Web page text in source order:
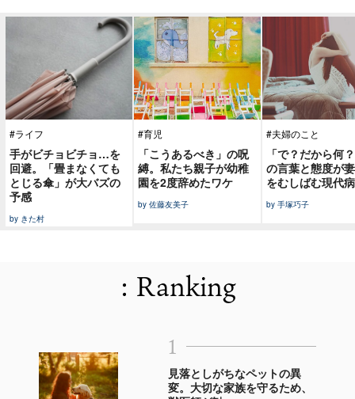
#ライフ
手がビチョビチョ…を
回避。「畳まなくても
とじる傘」が大バズの
予感
by きた村
#育児
「こうあるべき」の呪
縛。私たち親子が幼稚
園を2度辞めたワケ
by 佐藤友美子
#夫婦のこと
「で？だから何
の言葉と態度が
をむしばむ現代病
by 手塚巧子
: Ranking
1
見落としがちなペットの異
変。大切な家族を守るため、